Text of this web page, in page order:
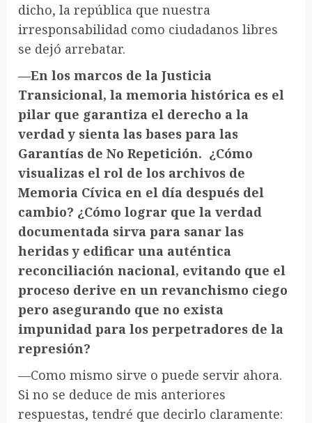
dicho, la república que nuestra
irresponsabilidad como ciudadanos libres
se dejó arrebatar.
—En los marcos de la Justicia
Transicional, la memoria histórica es el
pilar que garantiza el derecho a la
verdad y sienta las bases para las
Garantías de No Repetición. ¿Cómo
visualizas el rol de los archivos de
Memoria Cívica en el día después del
cambio? ¿Cómo lograr que la verdad
documentada sirva para sanar las
heridas y edificar una auténtica
reconciliación nacional, evitando que el
proceso derive en un revanchismo ciego
pero asegurando que no exista
impunidad para los perpetradores de la
represión?
—Como mismo sirve o puede servir ahora.
Si no se deduce de mis anteriores
respuestas, tendré que decirlo claramente: